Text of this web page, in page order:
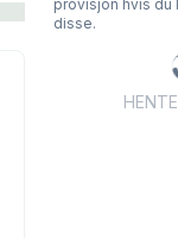
provisjon hvis du
disse.